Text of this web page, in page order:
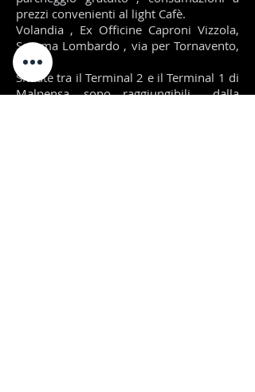
prezzi convenienti al light Cafè.
Volandia , Ex Officine Caproni Vizzola,
Somma Lombardo , via per Tornavento,
15.
Situate tra il Terminal 2 e il Terminal 1 di
Malpensa ,sono raggiungibili dalla